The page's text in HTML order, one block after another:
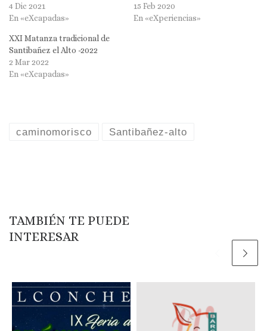
4 Dic 2021
En «eXcapadas»
15 Feb 2020
En «eXperiencias»
XXI Matanza tradicional de
Santibañez el Alto -2022
2 Mar 2022
En «eXcapadas»
caminomorisco Santibañez-alto
TAMBIÉN TE PUEDE
INTERESAR